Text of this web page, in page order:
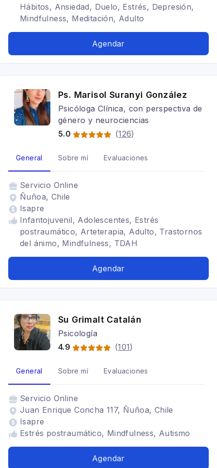
Hábitos, Ansiedad, Duelo, Estrés, Depresión,
Mindfulness, Meditación, Adulto
Agendar
Ps. Marisol Suranyi González
Psicóloga Clínica, con perspectiva de
género y neurociencias
5.0
(126)
General Sobre mí Evaluaciones
Servicio Online
Ñuñoa, Chile
Isapre
Infantojuvenil, Adolescentes, Estrés
postraumático, Arteterapia, Adulto, Trastornos
del ánimo, Mindfulness, TDAH
Agendar
Su Grimalt Catalán
Psicología
4.9
(101)
General Sobre mí Evaluaciones
Servicio Online
Juan Enrique Concha 117, Ñuñoa, Chile
Isapre
Estrés postraumático, Mindfulness, Autismo
Agendar